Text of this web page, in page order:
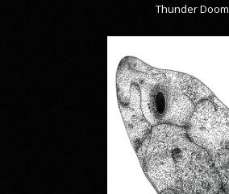
Thunder Doom